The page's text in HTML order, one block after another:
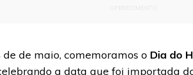
de maio, comemoramos o Dia do
a data que foi importada